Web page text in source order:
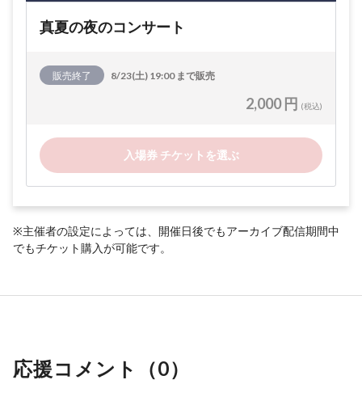
真夏の夜のコンサート
販売終了 8/23(土) 19:00 まで販売
2,000 円 (税込)
入場券 チケットを選ぶ
※主催者の設定によっては、開催日後でもアーカイブ配信期間中
でもチケット購入が可能です。
応援コメント（0）